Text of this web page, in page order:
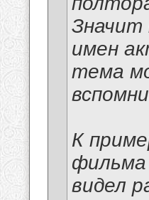
Значит
имен
тема
К
фильма
видел